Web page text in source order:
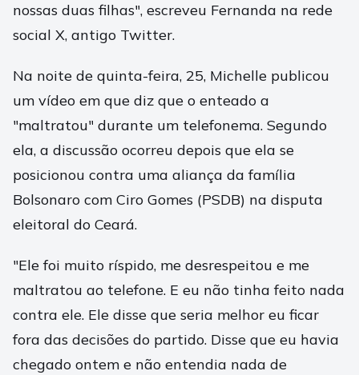
nossas duas filhas", escreveu Fernanda na rede
social X, antigo Twitter.
Na noite de quinta-feira, 25, Michelle publicou
um vídeo em que diz que o enteado a
"maltratou" durante um telefonema. Segundo
ela, a discussão ocorreu depois que ela se
posicionou contra uma aliança da família
Bolsonaro com Ciro Gomes (PSDB) na disputa
eleitoral do Ceará.
"Ele foi muito ríspido, me desrespeitou e me
maltratou ao telefone. E eu não tinha feito nada
contra ele. Ele disse que seria melhor eu ficar
fora das decisões do partido. Disse que eu havia
chegado ontem e não entendia nada de